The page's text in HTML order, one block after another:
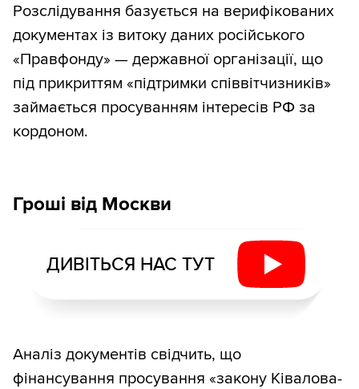
Розслідування базується на верифікованих
документах із витоку даних російського
«Правфонду» — державної організації, що
під прикриттям «підтримки співвітчизників»
займається просуванням інтересів РФ за
кордоном.
Гроші від Москви
ДИВІТЬСЯ НАС ТУТ
Аналіз документів свідчить, що
фінансування просування «закону Ківалова-